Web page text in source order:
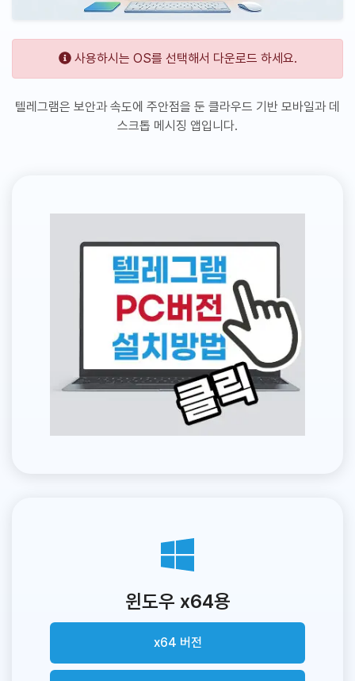
사용하시는 OS를 선택해서 다운로드 하세요.
텔레그램은 보안과 속도에 주안점을 둔 클라우드 기반 모바일과 데
스크톱 메시징 앱입니다.
윈도우 x64용
x64 버전